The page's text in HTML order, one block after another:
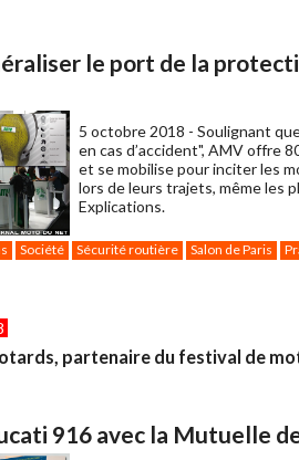
le port de la
5 octobre 2018 - Soulignant
en cas d’accident", AMV offre
et se mobilise pour inciter les
lors de leurs trajets, même les
Explications.
Société Sécurité routière Salon de Paris
partenaire du festival de
916 avec la Mutuelle